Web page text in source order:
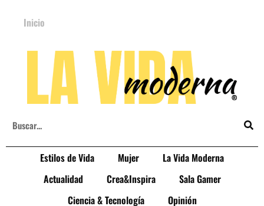
Inicio
Estilos de Vida Mujer
La Vida Moderna
Actualidad
Crea&Inspira
Sala Gamer
Ciencia & Tecnología
Opinión